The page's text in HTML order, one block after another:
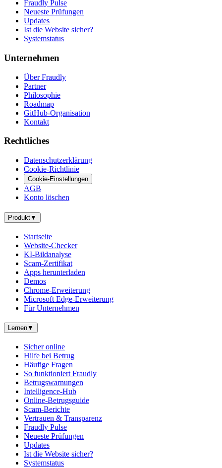
Fraudly Pulse
Neueste Prüfungen
Updates
Ist die Website sicher?
Systemstatus
Unternehmen
Über Fraudly
Partner
Philosophie
Roadmap
GitHub-Organisation
Kontakt
Rechtliches
Datenschutzerklärung
Cookie-Richtlinie
Cookie-Einstellungen
AGB
Konto löschen
Produkt▼
Startseite
Website-Checker
KI-Bildanalyse
Scam-Zertifikat
Apps herunterladen
Demos
Chrome-Erweiterung
Microsoft Edge-Erweiterung
Für Unternehmen
Lernen▼
Sicher online
Hilfe bei Betrug
Häufige Fragen
So funktioniert Fraudly
Betrugswarnungen
Intelligence-Hub
Online-Betrugsguide
Scam-Berichte
Vertrauen & Transparenz
Fraudly Pulse
Neueste Prüfungen
Updates
Ist die Website sicher?
Systemstatus